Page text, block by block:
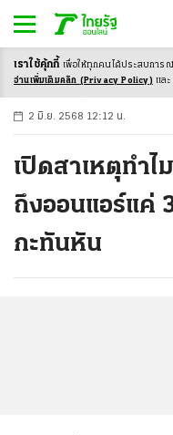
-ก ก ก+
2 มิ.ย. 2568 12:12 น.
เปิดสาเหตุทำไ
ถึงออนแอร์แค่
กะทันหัน
เราใช้คุ้กกี้ เพื่อให้ทุกคนได้ประสบการ
อ่านเพิ่มเติมคลิก (Privacy Policy) และ